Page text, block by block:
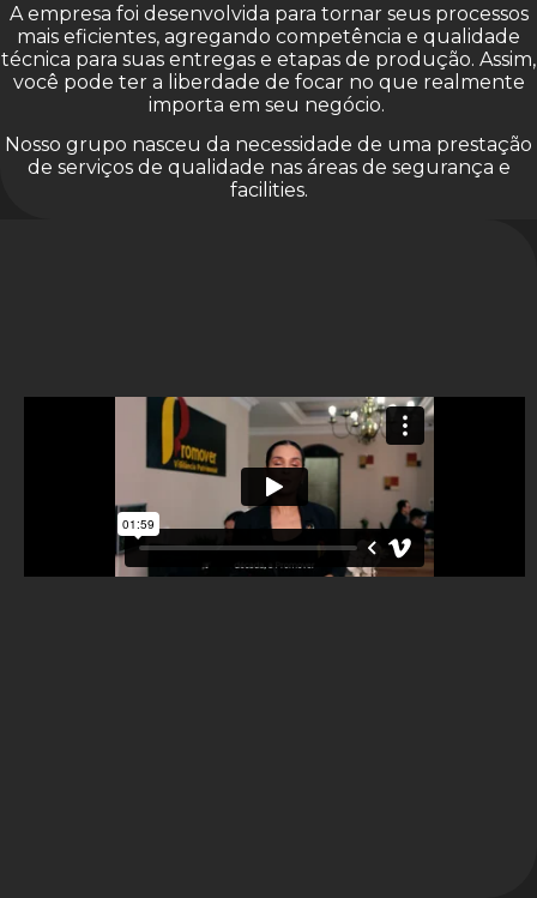
A empresa foi desenvolvida para tornar seus processos
mais eficientes, agregando competência e qualidade
técnica para suas entregas e etapas de produção. Assim,
você pode ter a liberdade de focar no que realmente
importa em seu negócio.
Nosso grupo nasceu da necessidade de uma prestação
de serviços de qualidade nas áreas de segurança e
facilities.